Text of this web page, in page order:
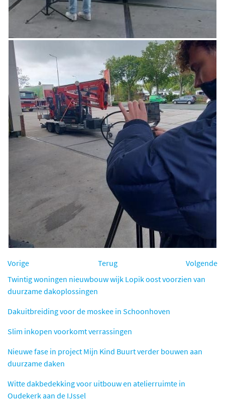
Vorige Terug
Volgende
Twintig woningen nieuwbouw wijk Lopik oost voorzien van
duurzame dakoplossingen
Dakuitbreiding voor de moskee in Schoonhoven
Slim inkopen voorkomt verrassingen
Nieuwe fase in project Mijn Kind Buurt verder bouwen aan
duurzame daken
Witte dakbedekking voor uitbouw en atelierruimte in
Oudekerk aan de IJssel